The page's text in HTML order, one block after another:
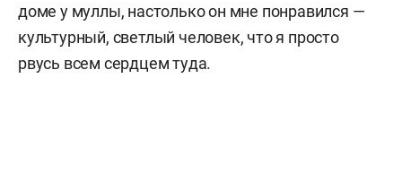
доме у муллы, настолько он мне понравился —
культурный, светлый человек, что я просто
рвусь всем сердцем туда.